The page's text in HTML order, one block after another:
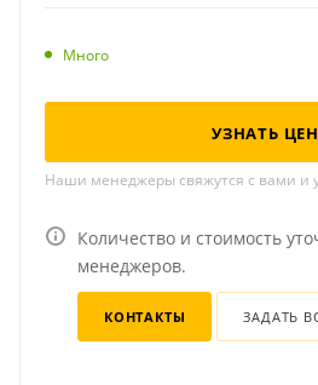
Много
УЗНАТЬ
Наши менеджеры свяжутся с вами и
Количество и стоимость
менеджеров.
КОНТАКТЫ ЗАДАТЬ